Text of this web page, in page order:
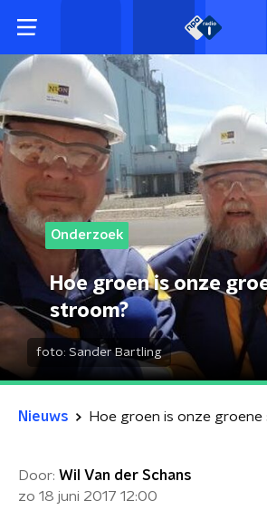
Onderzoek
Hoe groen is onze
stroom?
foto: Sander Bartling
Nieuws Hoe groen is onze groene
Door: Wil Van der Schans
zo 18 juni 2017 12:00